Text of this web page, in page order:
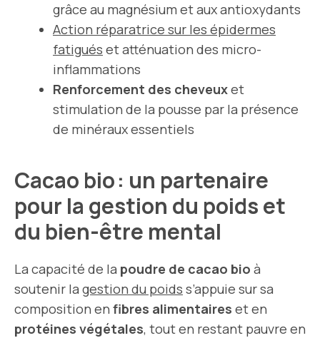
grâce au magnésium et aux antioxydants
Action réparatrice sur les épidermes
fatigués et atténuation des micro-
inflammations
Renforcement des cheveuxet
stimulation de la pousse par la présence
de minéraux essentiels
Cacao bio : un partenaire
pour la gestion du poids et
du bien-être mental
La capacité de la poudre de cacao bio à
soutenir la gestion du poids s’appuie sur sa
composition en fibres alimentaires et en
protéines végétales, tout en restant pauvre en